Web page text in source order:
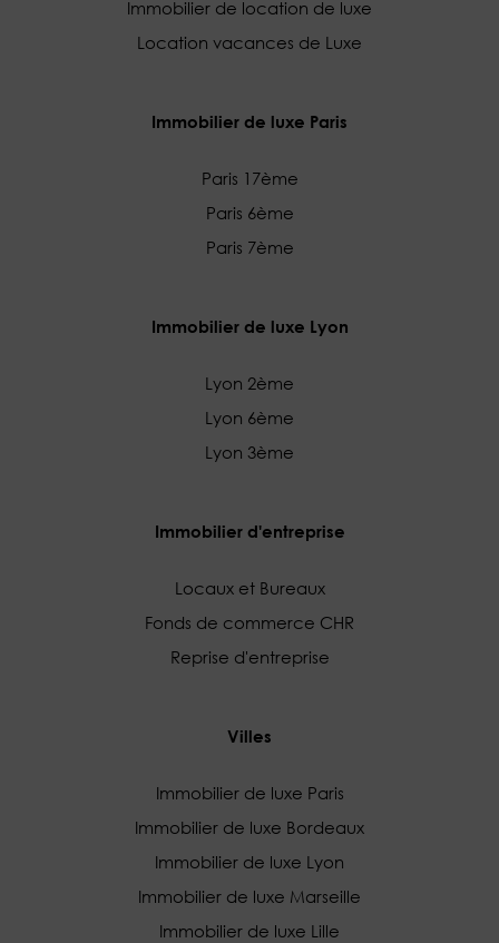
Immobilier de location de luxe
Location vacances de Luxe
Immobilier de luxe Paris
Paris 17ème
Paris 6ème
Paris 7ème
Immobilier de luxe Lyon
Lyon 2ème
Lyon 6ème
Lyon 3ème
Immobilier d'entreprise
Locaux et Bureaux
Fonds de commerce CHR
Reprise d'entreprise
Villes
Immobilier de luxe Paris
Immobilier de luxe Bordeaux
Immobilier de luxe Lyon
Immobilier de luxe Marseille
Immobilier de luxe Lille